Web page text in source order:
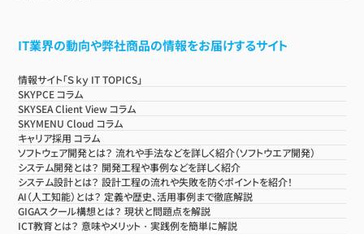
IT業界の動向や弊社商品の情報をお届けするサイト
情報サイト「Ｓｋｙ IT TOPICS」
SKYPCE コラム
SKYSEA Client View コラム
SKYMENU Cloud コラム
キャリア採用 コラム
ソフトウェア開発とは？ 流れや手法などを詳しく紹介（ソフトウエア開発）
システム開発とは？ 開発工程や事例などを詳しく紹介
システム設計とは？ 設計工程の流れや失敗を防ぐポイントを紹介！
AI（人工知能）とは？ 定義や歴史、活用事例まで徹底解説
GIGAスクール構想とは？ 現状と問題点を解説
ICT教育とは？ 意味やメリット・実践例を簡単に解説